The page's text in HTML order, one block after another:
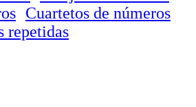
Cuartetos de números
repetidas